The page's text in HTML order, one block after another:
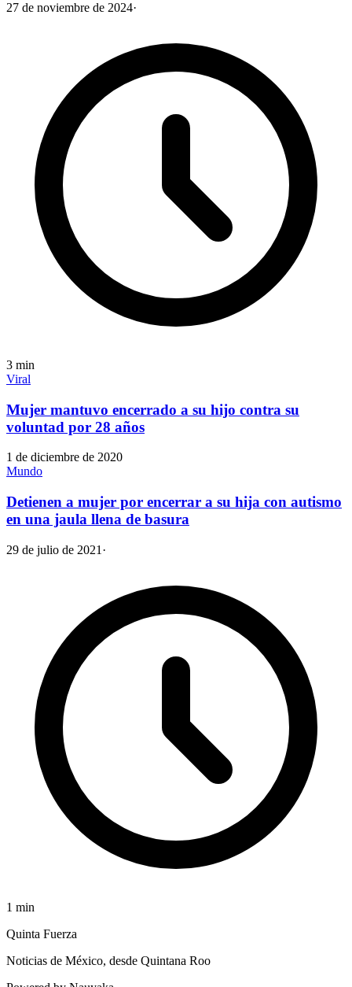
27 de noviembre de 2024·
3 min
Viral
Mujer mantuvo encerrado a su hijo contra su
voluntad por 28 años
1 de diciembre de 2020
Mundo
Detienen a mujer por encerrar a su hija con autismo
en una jaula llena de basura
29 de julio de 2021 ·
1 min
Quinta Fuerza
Noticias de México, desde Quintana Roo